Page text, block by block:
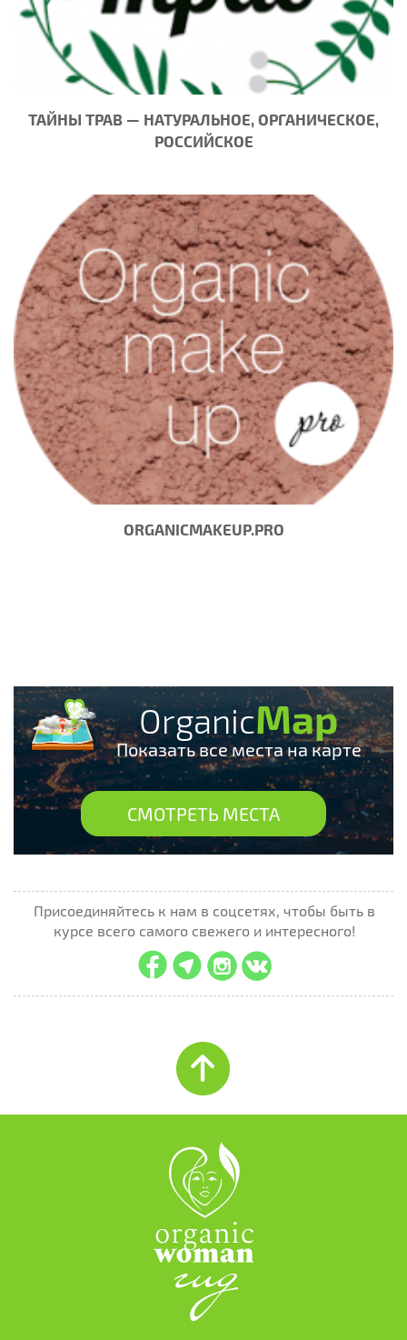
ТАЙНЫ ТРАВ — НАТУРАЛЬНОЕ, ОРГАНИЧЕСКОЕ,
РОССИЙСКОЕ
ORGANICMAKEUP.PRO
OrganicMap
Показать все места на карте
СМОТРЕТЬ МЕСТА
Присоединяйтесь к нам в соцсетях, чтобы быть в
курсе всего самого свежего и интересного!